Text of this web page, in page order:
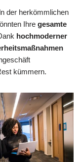
der herkömmlichen
Ihre gesamte
hochmoderner
kümmern.